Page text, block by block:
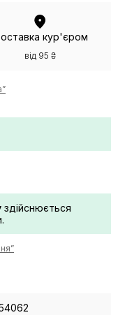
кур'єром
від 95 ₴
здійснюється